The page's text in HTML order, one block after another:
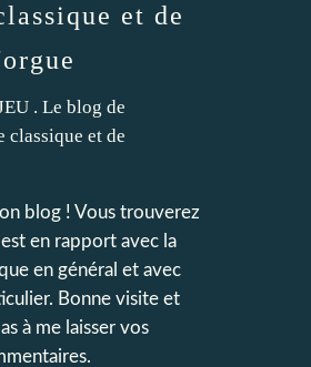
et de
blog ! Vous trouverez
en rapport avec la
en général et avec
Bonne visite et
à me laisser vos